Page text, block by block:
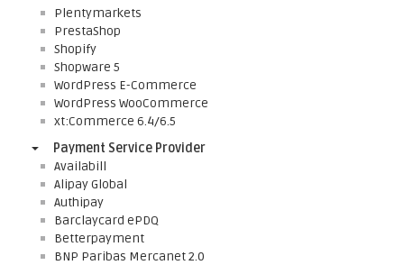
Plentymarkets
PrestaShop
Shopify
Shopware 5
WordPress E-Commerce
WordPress WooCommerce
xt:Commerce 6.4/6.5
Payment Service Provider
Availabill
Alipay Global
Authipay
Barclaycard ePDQ
Betterpayment
BNP Paribas Mercanet 2.0